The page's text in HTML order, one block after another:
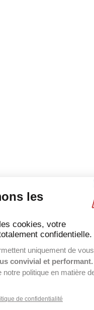
nous ?
Impression d'étiquettes
les
cookies, votre
confidentielle.
uniquement de
convivial et performant.
notre politique en matière
de confidentialité